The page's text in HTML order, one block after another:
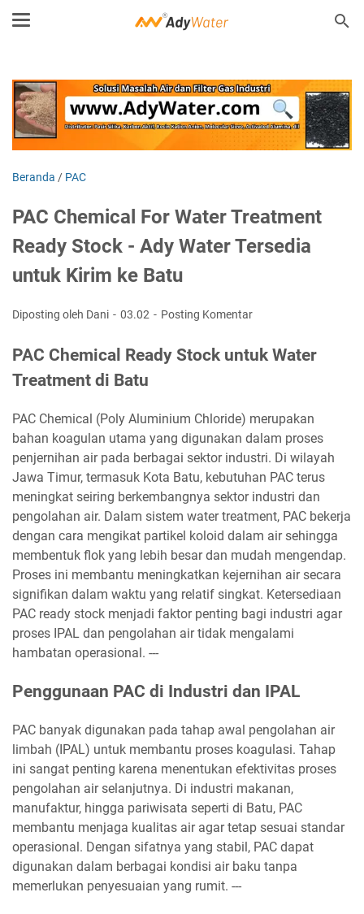
Beranda / PAC
PAC Chemical For Water Treatment
Ready Stock - Ady Water Tersedia
untuk Kirim ke Batu
Diposting oleh Dani 03.02 Posting Komentar
PAC Chemical Ready Stock untuk Water
Treatment di Batu
PAC Chemical (Poly Aluminium Chloride) merupakan
bahan koagulan utama yang digunakan dalam proses
penjernihan air pada berbagai sektor industri. Di wilayah
Jawa Timur, termasuk Kota Batu, kebutuhan PAC terus
meningkat seiring berkembangnya sektor industri dan
pengolahan air. Dalam sistem water treatment, PAC bekerja
dengan cara mengikat partikel koloid dalam air sehingga
membentuk flok yang lebih besar dan mudah mengendap.
Proses ini membantu meningkatkan kejernihan air secara
signifikan dalam waktu yang relatif singkat. Ketersediaan
PAC ready stock menjadi faktor penting bagi industri agar
proses IPAL dan pengolahan air tidak mengalami
hambatan operasional. ---
Penggunaan PAC di Industri dan IPAL
PAC banyak digunakan pada tahap awal pengolahan air
limbah (IPAL) untuk membantu proses koagulasi. Tahap
ini sangat penting karena menentukan efektivitas proses
pengolahan air selanjutnya. Di industri makanan,
manufaktur, hingga pariwisata seperti di Batu, PAC
membantu menjaga kualitas air agar tetap sesuai standar
operasional. Dengan sifatnya yang stabil, PAC dapat
digunakan dalam berbagai kondisi air baku tanpa
memerlukan penyesuaian yang rumit. ---